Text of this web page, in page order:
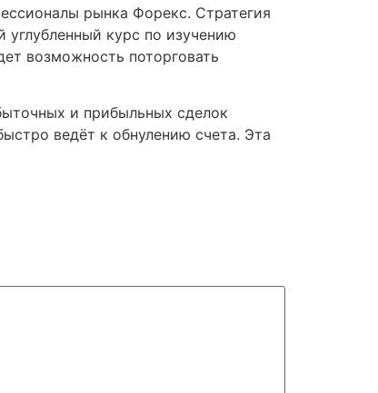
рынка Форекс. Стратегия
курс по изучению
возможность поторговать
и прибыльных сделок
ведёт к обнулению счета. Эта